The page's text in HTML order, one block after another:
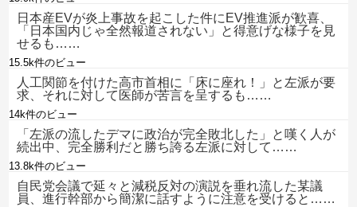
日本産EVが炎上事故を起こした件にEV推進派が歓喜、
「日本国内じゃ全然報道されない」と得意げな様子を見
せるも……
15.5k件のビュー
人工関節を付けた高市首相に「床に座れ！」と左派が要
求、それに対して医師が苦言を呈するも……
14k件のビュー
「左派の流したデマに政治が完全敗北した」と嘆く人が
続出中、完全勝利だと勝ち誇る左派に対して……
13.8k件のビュー
自民党会議で延々と減税反対の演説を垂れ流した某議
員、進行幹部から簡潔に話すように注意を受けると……